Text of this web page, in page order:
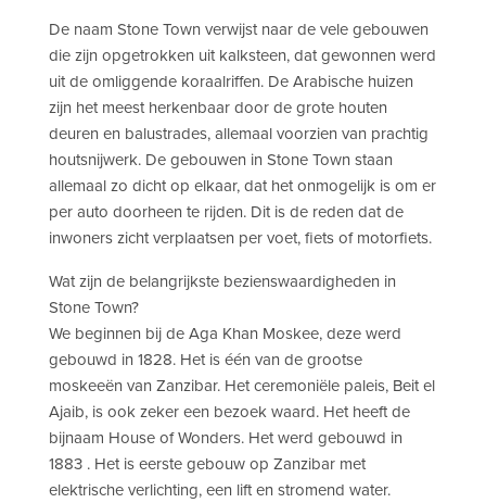
De naam Stone Town verwijst naar de vele gebouwen
die zijn opgetrokken uit kalksteen, dat gewonnen werd
uit de omliggende koraalriffen. De Arabische huizen
zijn het meest herkenbaar door de grote houten
deuren en balustrades, allemaal voorzien van prachtig
houtsnijwerk. De gebouwen in Stone Town staan
allemaal zo dicht op elkaar, dat het onmogelijk is om er
per auto doorheen te rijden. Dit is de reden dat de
inwoners zicht verplaatsen per voet, fiets of motorfiets.
Wat zijn de belangrijkste bezienswaardigheden in
Stone Town?
We beginnen bij de Aga Khan Moskee, deze werd
gebouwd in 1828. Het is één van de grootse
moskeeën van Zanzibar. Het ceremoniële paleis, Beit el
Ajaib, is ook zeker een bezoek waard. Het heeft de
bijnaam House of Wonders. Het werd gebouwd in
1883 . Het is eerste gebouw op Zanzibar met
elektrische verlichting, een lift en stromend water.